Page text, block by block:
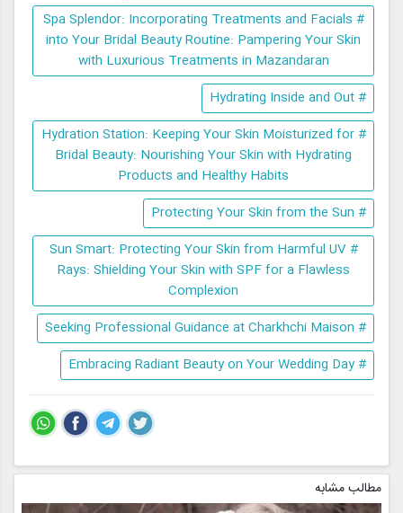
# Spa Splendor: Incorporating Treatments and Facials
into Your Bridal Beauty Routine: Pampering Your Skin
with Luxurious Treatments in Mazandaran
# Hydrating Inside and Out
# Hydration Station: Keeping Your Skin Moisturized for
Bridal Beauty: Nourishing Your Skin with Hydrating
Products and Healthy Habits
# Protecting Your Skin from the Sun
# Sun Smart: Protecting Your Skin from Harmful UV
Rays: Shielding Your Skin with SPF for a Flawless
Complexion
# Seeking Professional Guidance at Charkhchi Maison
# Embracing Radiant Beauty on Your Wedding Day
مطالب مشابه